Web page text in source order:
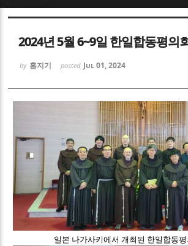
2024년 5월 6~9일 한일합동평의
by 홈지기 posted Jul 01, 2024
일본 나가사키에서 개최된 한일합동
Sketchbook5, 스케치
Sketchbook5, 스케치
Sketchbook5, 스케치
Sketchbook5, 스케치